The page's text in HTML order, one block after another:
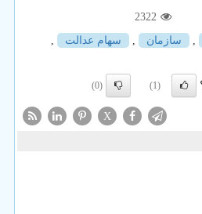
2322
, سازمان , سهام عدالت
,
(1)
(0)
X